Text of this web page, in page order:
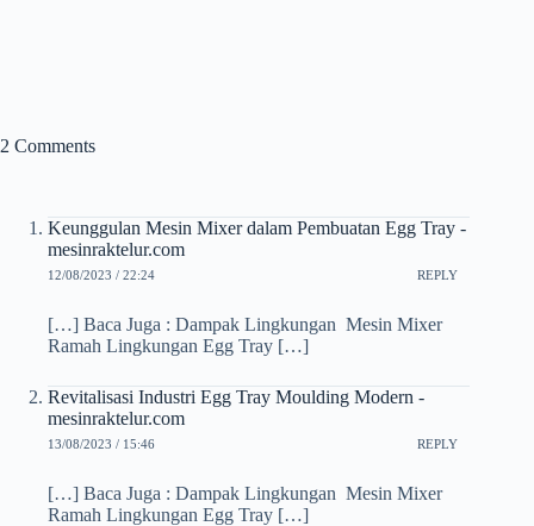
2 Comments
Keunggulan Mesin Mixer dalam Pembuatan Egg Tray -
mesinraktelur.com
12/08/2023 / 22:24 REPLY
[…] Baca Juga : Dampak Lingkungan Mesin Mixer
Ramah Lingkungan Egg Tray […]
Revitalisasi Industri Egg Tray Moulding Modern -
mesinraktelur.com
13/08/2023 / 15:46 REPLY
[…] Baca Juga : Dampak Lingkungan Mesin Mixer
Ramah Lingkungan Egg Tray […]